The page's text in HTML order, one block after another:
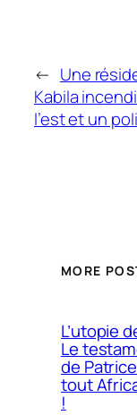
← Une
Kabila
l’est et un
MORE
L’utopie
Le
de
tout
!